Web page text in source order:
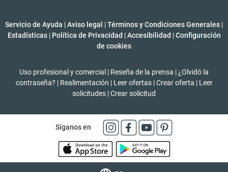
Servicio de Ayuda |Aviso legal |Términos y Condiciones Generales |
Estadísticas | Política de Privacidad | Accesibilidad | Configuración
de cookies
Uso profesional y comercial | Reseña de la prensa | ¿Olvidó la
contraseña? | Realimentación | Leer ofertas | Crear oferta | Leer
solicitudes |Crear solicitud
Síganos en